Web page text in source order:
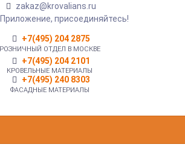
zakaz@krovalians.ru
Приложение, присоединяйтесь!
+7(495) 204 2875
РОЗНИЧНЫЙ ОТДЕЛ В МОСКВЕ
+7(495) 204 2101
КРОВЕЛЬНЫЕ МАТЕРИАЛЫ
+7(495) 240 8303
ФАСАДНЫЕ МАТЕРИАЛЫ